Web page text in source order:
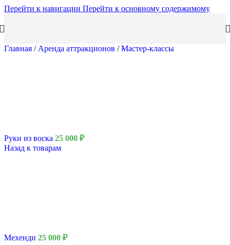
Перейти к навигации Перейти к основному содержимому
Главная / Аренда аттракционов / Мастер-классы
Руки из воска 25 000 ₽
Назад к товарам
Мехенди 25 000 ₽